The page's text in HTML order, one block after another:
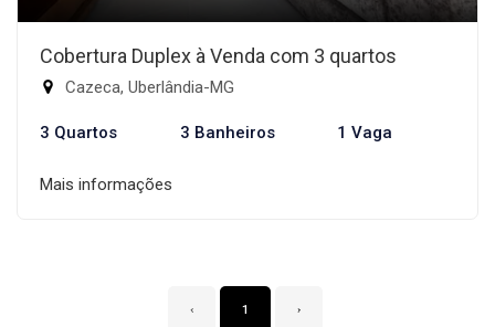
Cobertura Duplex à Venda com 3 quartos
Cazeca, Uberlândia-MG
3 Quartos 3 Banheiros 1 Vaga
Mais informações
‹ 1 ›